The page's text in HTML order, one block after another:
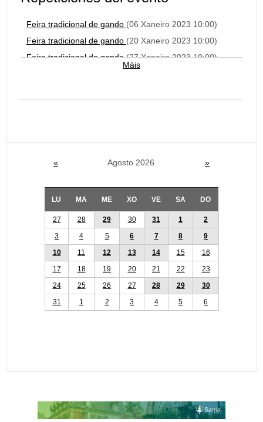
Feira tradicional de gando (06 Xaneiro 2023 10:00)
Feira tradicional de gando (20 Xaneiro 2023 10:00)
Feira tradicional de gando(27 Xaneiro 2023 10:00)
Máis
« Agosto 2026 »
LU MA ME XO VE SA DO
27 28 29 30 31 1
2
3
4 5 6 7 8
9
10
11 12 13 14 15
16
17
18 19 20 21 22
23
24
25 26 27 28 29
30
31
1 2 3 4 5 6